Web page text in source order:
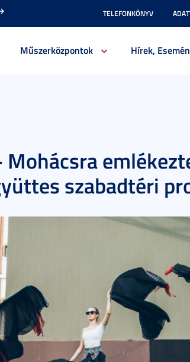
TELEFONKÖNYV
Műszerközpontok Hírek,
Mohácsra
szabadtéri